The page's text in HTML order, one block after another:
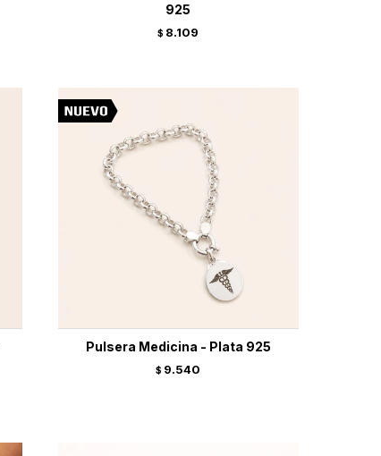
925
$ 8.109
Pulsera Medicina - Plata 925
$ 9.540